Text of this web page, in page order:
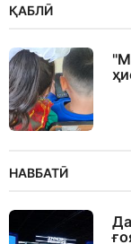
ҚАБЛӢ
НАВБАТӢ